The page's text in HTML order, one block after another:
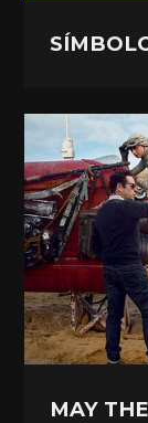
MAY